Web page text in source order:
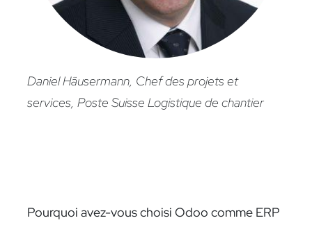
Daniel Häusermann, Chef des projets et
services, Poste Suisse Logistique de chantier
Pourquoi avez-vous choisi Odoo comme ERP